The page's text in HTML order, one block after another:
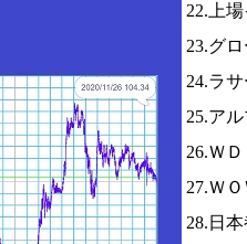
22.上
23.グ
24.ラ
25.ア
26.Ｗ
27.Ｗ
28.日